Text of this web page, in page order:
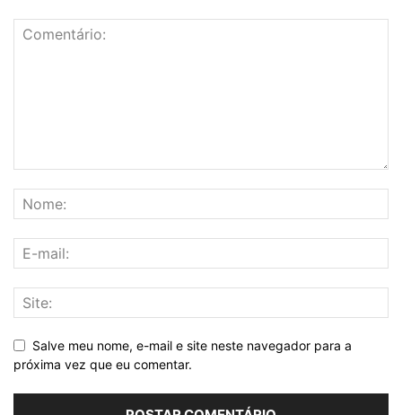
Salve meu nome, e-mail e site neste navegador para a
próxima vez que eu comentar.